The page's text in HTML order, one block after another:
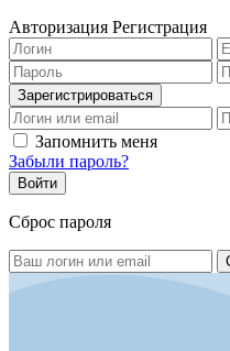
Авторизация Регистрация
Запомнить меня
Забыли пароль?
Сброс пароля